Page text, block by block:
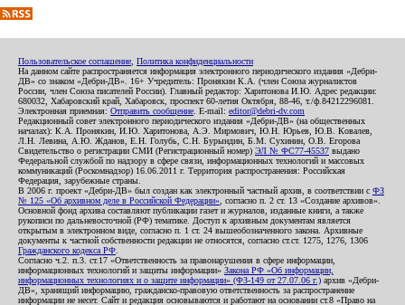
Пользовательское соглашение Политика конфиденциальности
На данном сайте распространяется информация электронного периодического издания «Дебри-
ДВ» со знаком «Дебри-ДВ». 16+ Учредитель: Пронякин К.А. (член Союза журналистов
России, член Союза писателей России). Главный редактор: Харитонова И.Ю. Адрес редакции:
680032, Хабаровский край, Хабаровск, проспект 60-летия Октября, 88-46, т./ф.84212296081.
Электронная приемная: Отправить сообщение . E-mail: editor@debri-dv.com
Редакционный совет электронного периодического издания «Дебри-ДВ» (на общественных
началах): К.А. Пронякин, И.Ю. Харитонова, А.Э. Мирмович, Ю.Н. Юрьев, Ю.В. Ковалев,
Л.Н. Левина, А.Ю. Жданов, Е.Н. Голубь, С.Н. Бурындин, Б.М. Сухинин, О.В. Егорова
Свидетельство о регистрации СМИ (Регистрационный номер) ЭЛ № ФС77-45537 выдано
Федеральной службой по надзору в сфере связи, информационных технологий и массовых
коммуникаций (Роскомнадзор) 16.06.2011 г. Территория распространения: Российская
Федерация, зарубежные страны.
В 2006 г. проект «Дебри-ДВ» был создан как электронный частный архив, в соответствии с ФЗ
№ 125 «Об архивном деле в Российской Федерации» , согласно п. 2 ст. 13 «Создание архивов».
Основной фонд архива составляют публикации газет и журналов, изданные книги, а также
рукописи по дальневосточной (РФ) тематике. Доступ к архивным документам является
открытым в электронном виде, согласно п. 1 ст. 24 вышеобозначенного закона. Архивные
документы к частной собственности редакции не относятся, согласно ст.ст. 1275, 1276, 1306
Гражданского кодекса РФ
Согласно ч.2. п.3. ст.17 «Ответственность за правонарушения в сфере информации,
информационных технологий и защиты информации» Закона РФ «Об информации,
информационных технологиях и о защите информации» (ФЗ-149 от 27.07.06 г.) архив «Дебри-
ДВ», хранящий информацию, гражданско-правовую ответственность за распространение
информации не несет. Сайт и редакция основываются и работают на основании ст.8 «Право на